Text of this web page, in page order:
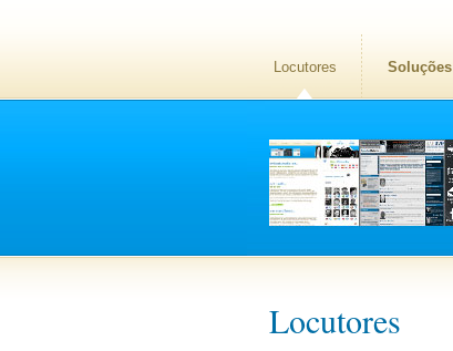
Locutores Soluções
Locutores